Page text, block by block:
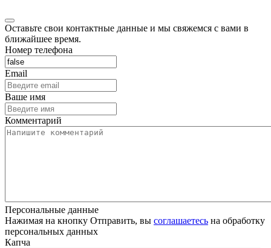
Оставьте свои контактные данные и мы свяжемся с вами в
ближайшее время.
Номер телефона
Email
Ваше имя
Комментарий
Персональные данные
Нажимая на кнопку Отправить, вы соглашаетесь на обработку
персональных данных
Капча